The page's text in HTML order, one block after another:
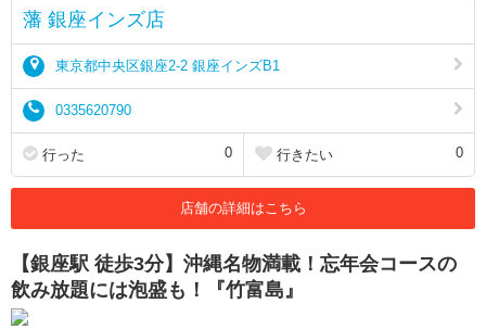
藩 銀座インズ店
東京都中央区銀座2-2 銀座インズB1
0335620790
行った 0 行きたい 0
店舗の詳細はこちら
【銀座駅 徒歩3分】沖縄名物満載！忘年会コースの
飲み放題には泡盛も！『竹富島』